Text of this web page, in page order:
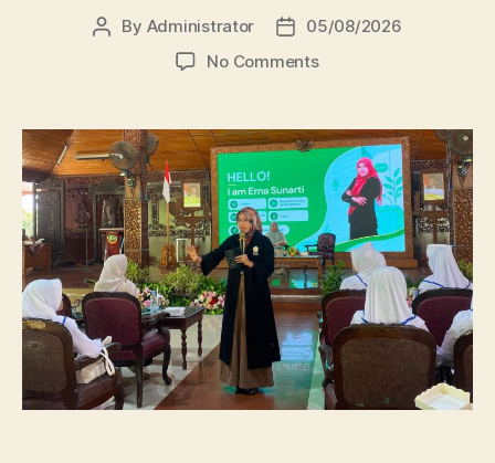
Post
By Administrator
Post05/08/2026
No Commentson
Unissula
Bekali
Mahasiswa
Kebidanan
Blora
Etika
dan
Keterampilan
Public
Speaking